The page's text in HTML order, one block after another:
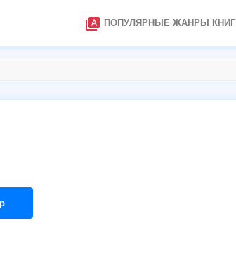
type_specimen ПОПУЛЯРНЫЕ ЖАНРЫ КНИГ